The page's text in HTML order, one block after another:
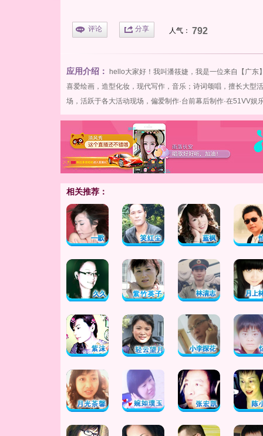
评论 分享 人气： 792
应用介绍：
hello大家好！我叫潘筱婕，我是一位来自【广
喜爱绘画，造型化妆，现代写作，音乐；诗词颂唱，擅长大型
场，活跃于各大活动现场，偏爱制作·台前幕后制作·在51VV娱
相关推荐：